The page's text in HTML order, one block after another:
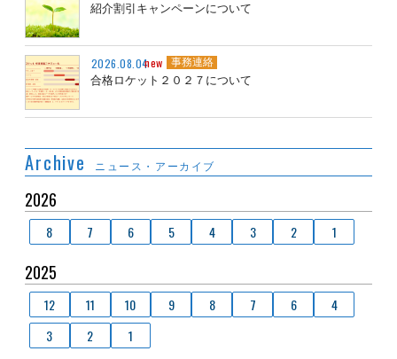
紹介割引キャンペーンについて
2026.08.04new 事務連絡
合格ロケット２０２７について
Archive ニュース・アーカイブ
2026
8 7 6 5 4 3 2 1
2025
12 11 10 9 8 7 6
4
3
2 1